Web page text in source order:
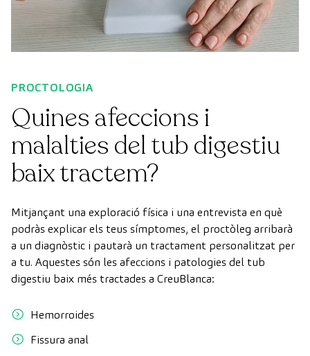
PROCTOLOGIA
Quines afeccions i
malalties del tub digestiu
baix tractem?
Mitjançant una exploració física i una entrevista en què
podràs explicar els teus símptomes, el proctòleg arribarà
a un diagnòstic i pautarà un tractament personalitzat per
a tu. Aquestes són les afeccions i patologies del tub
digestiu baix més tractades a CreuBlanca:
Hemorroides
Fissura anal